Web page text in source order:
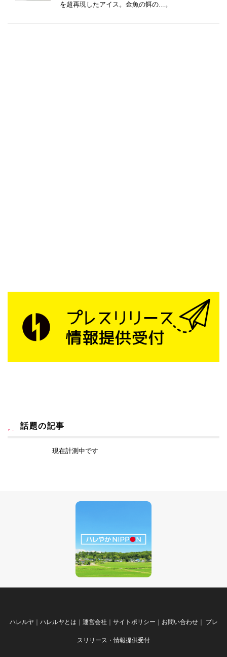
を超再現したアイス。金魚の餌の…。
話題の記事
現在計測中です
ハレルヤ ｜ ハレルヤとは ｜ 運営会社 ｜ サイトポリシー ｜ お問い合わせ｜ プレ
スリリース・情報提供受付